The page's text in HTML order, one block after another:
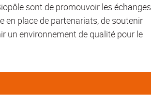
sont de promouvoir les échanges
en place de partenariats, de soutenir
un environnement de qualité pour le